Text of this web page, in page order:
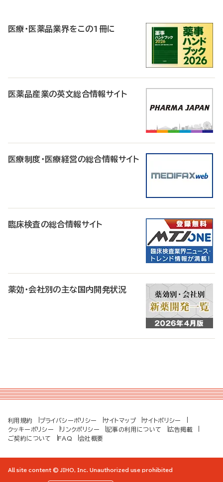
医療・医薬品業界をこの1冊に
医薬品産業の英文総合情報サイト
医療制度・医療経営の総合情報サイト
臨床検査の総合情報サイト
薬効・会社別の主な国内開発状況
利用規約 プライバシーポリシー サイトマップ
サイトポリシー
クッキーポリシー
リンクポリシー 記事の利用について
広告掲載
ご契約について
FAQ 会社概要
All site content © JIHO, Inc. Unauthorized use prohibited